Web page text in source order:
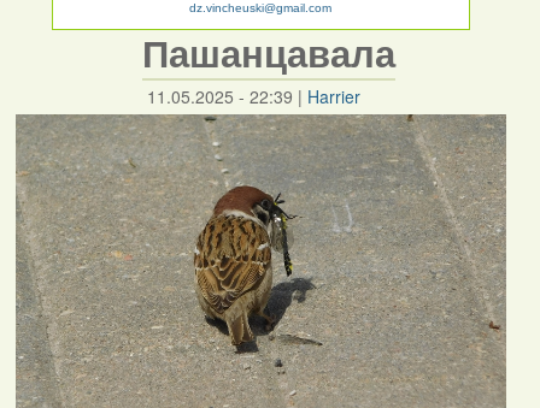
dz.vincheuski@gmail.com
Пашанцавала
11.05.2025 - 22:39 | Harrier